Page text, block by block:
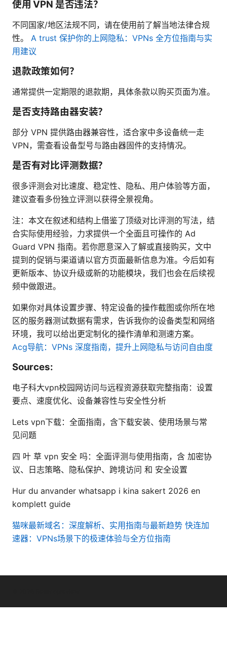
使用 VPN 是否违法？
不同国家/地区法规不同，请在使用前了解当地法律合规
性。 A trust 保护你的上网隐私：VPNs 全方位指南与实
用建议
退款政策如何？
通常提供一定期限的退款期，具体条款以购买页面为准。
是否支持路由器安装？
部分 VPN 提供路由器兼容性，适合家中多设备统一走
VPN，需查看设备型号与路由器固件的支持情况。
是否有对比评测数据？
很多评测会对比速度、稳定性、隐私、用户体验等方面，
建议查看多份独立评测以获得全景视角。
注：本文在叙述和结构上借鉴了顶级对比评测的写法，结
合实际使用经验，力求提供一个全面且可操作的 Ad
Guard VPN 指南。若你愿意深入了解或直接购买，文中
提到的促销与渠道请以官方页面最新信息为准。今后如有
更新版本、协议升级或新的功能模块，我们也会在后续视
频中做跟进。
如果你对具体设置步骤、特定设备的操作截图或你所在地
区的服务器测试数据有需求，告诉我你的设备类型和网络
环境，我可以给出更定制化的操作清单和测速方案。
Acg导航：VPNs 深度指南，提升上网隐私与访问自由度
Sources:
电子科大vpn校园网访问与远程资源获取完整指南：设置
要点、速度优化、设备兼容性与安全性分析
Lets vpn下载：全面指南，含下载安装、使用场景与常
见问题
四 叶 草 vpn 安全 吗：全面评测与使用指南，含 加密协
议、日志策略、隐私保护、跨境访问 和 安全设置
Hur du anvander whatsapp i kina sakert 2026 en
komplett guide
猫咪最新域名：深度解析、实用指南与最新趋势 快连加
速器：VPNs场景下的极速体验与全方位指南